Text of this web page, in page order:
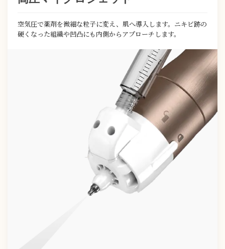
空気圧で薬剤を微細な粒子に変え、肌へ導入します。ニキビ跡の
硬くなった組織や凹凸にも内側からアプローチします。